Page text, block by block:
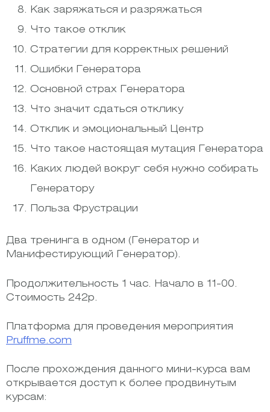
Как заряжаться и разряжаться
Что такое отклик
Стратегии для корректных решений
Ошибки Генератора
Основной страх Генератора
Что значит сдаться отклику
Отклик и эмоциональный Центр
Что такое настоящая мутация Генератора
Каких людей вокруг себя нужно собирать
Генератору
Польза Фрустрации
Два тренинга в одном (Генератор и
Манифестирующий Генератор).
Продолжительность 1 час. Начало в 11-00.
Стоимость 242р.
Платформа для проведения мероприятия
Pruffme.com
После прохождения данного мини-курса вам
открывается доступ к более продвинутым
курсам: